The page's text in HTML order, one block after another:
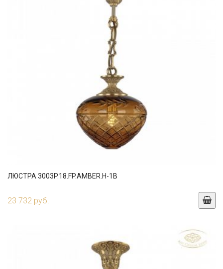
ЛЮСТРА 3003P.18.FP.AMBER.H-1B
23 732 руб.